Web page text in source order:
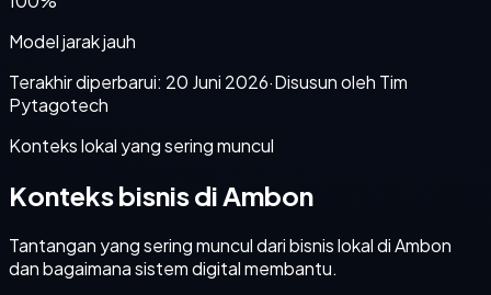
Model jarak jauh
Terakhir diperbarui: 20 Juni 2026·Disusun oleh Tim
Pytagotech
Konteks lokal yang sering muncul
Konteks bisnis di Ambon
Tantangan yang sering muncul dari bisnis lokal di Ambon
dan bagaimana sistem digital membantu.